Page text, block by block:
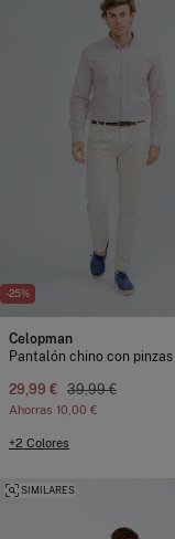
-25%
Celopman
Pantalón chino con pinzas
29,99 € 39,99 €
Ahorras 10,00 €
+2 Colores
SIMILARES